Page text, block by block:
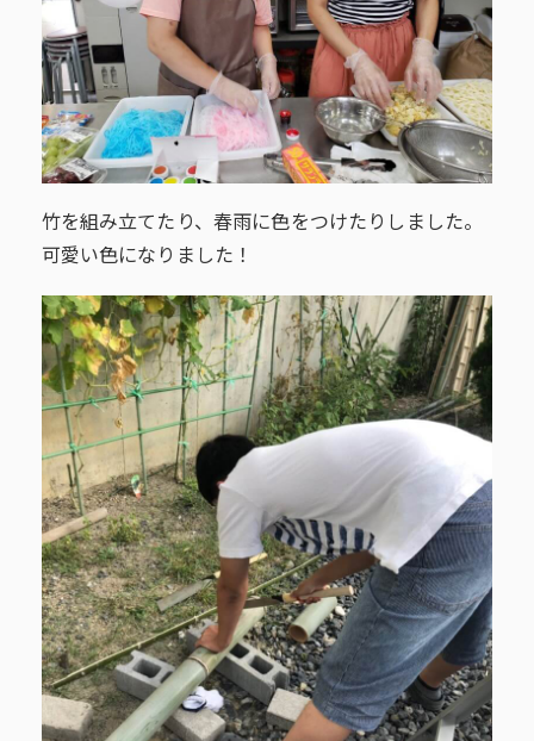
竹を組み立てたり、春雨に色をつけたりしました。
可愛い色になりました！